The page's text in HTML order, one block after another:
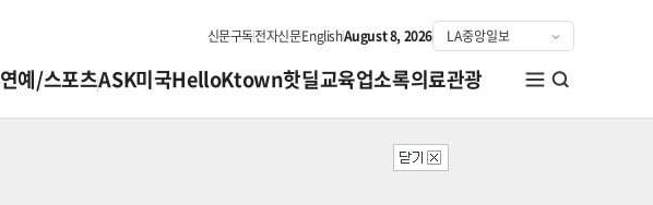
신문구독전자신문EnglishAugust 8, 2026
연예/스포츠ASK미국HelloKtown핫딜교육업소록의료관광